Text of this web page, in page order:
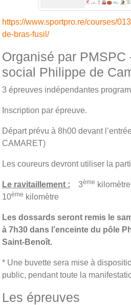
https://www.sportpro.re/courses/
de-bras-fusil/
Organisé par PMSPC
social Philippe de
3 épreuves indépendantes
Inscription par épreuve.
Départ prévu à 8h00 devant
CAMARET)
Les coureurs devront utiliser la
Le ravitaillement : 3ème
10ème kilomètre
Les dossards seront remis le
à 7h30 dans l’enceinte du pôle
Saint-Benoît.
* Une buvette sera mise à
public, pendant toute la
Les épreuves